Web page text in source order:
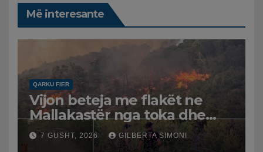
Më interesante
QARKU FIER
Vijon beteja me flakët ne
Mallakastër nga toka dhe
nga ajri me dy helikopterë.
7 GUSHT, 2026 GILBERTA SIMONI